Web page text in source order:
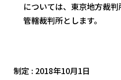
については、東京地方裁
管轄裁判所とします。
制定 : 2018年10月1日